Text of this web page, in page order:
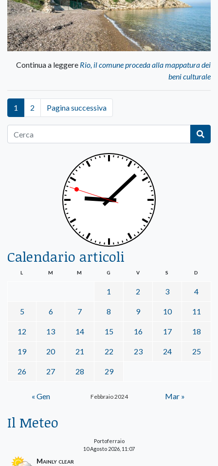
Continua a leggere Rio, il comune proceda alla mappatura dei
beni culturale
1 2 Pagina successiva
Calendario articoli
Febbraio 2024
L M M G V S D
1 2 3 4
5 6 7 8 9 10 11
12 13 14 15 16 17 18
19 20 21 22 23 24 25
26 27 28 29
« Gen Mar »
Il Meteo
Portoferraio
10 Agosto 2026, 11:07
Mainly clear